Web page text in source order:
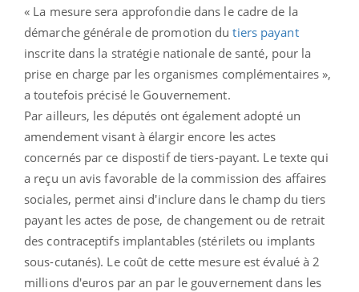
« La mesure sera approfondie dans le cadre de la
démarche générale de promotion dutiers payant
inscrite dans la stratégie nationale de santé, pour la
prise en charge par les organismes complémentaires »,
a toutefois précisé le Gouvernement.
Par ailleurs, les députés ont également adopté un
amendement visant à élargir encore les actes
concernés par ce dispostif de tiers-payant. Le texte qui
a reçu un avis favorable de la commission des affaires
sociales, permet ainsi d'inclure dans le champ du tiers
payant les actes de pose, de changement ou de retrait
des contraceptifs implantables (stérilets ou implants
sous-cutanés). Le coût de cette mesure est évalué à 2
millions d'euros par an par le gouvernement dans les